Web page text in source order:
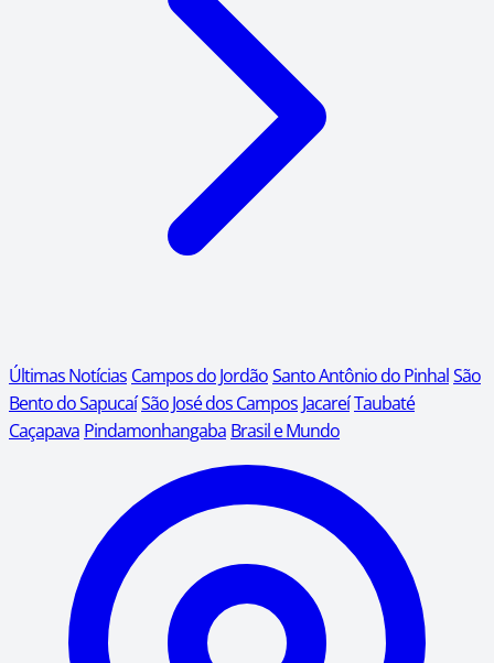
Últimas Notícias Campos do JordãoSanto Antônio do PinhalSão
Bento do SapucaíSão José dos Campos JacareíTaubaté
Caçapava Pindamonhangaba Brasil e Mundo